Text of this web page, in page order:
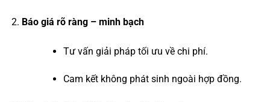
Báo giá rõ ràng – minh bạch
Tư vấn giải pháp tối ưu về chi phí.
Cam kết không phát sinh ngoài hợp đồng.